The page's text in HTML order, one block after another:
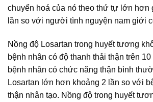
chuyển hoá của nó theo thứ tự lớn hơn
lần so với người tình nguyện nam giới
Nồng độ Losartan trong huyết tương
bệnh nhân có độ thanh thải thận trên
bệnh nhân có chức năng thận bình
Losartan lớn hơn khoảng 2 lần so với
thận nhân tạo. Nồng độ trong huyết